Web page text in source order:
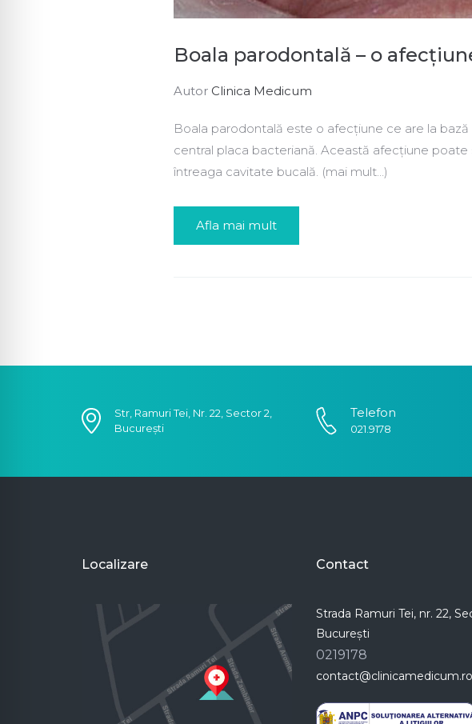
Boala parodontală – o
Autor Clinica Medicum
Boala parodontală este o afecțiune ce are la
central placa bacteriană. Această afecțiune
întreaga cavitate bucală. (mai mult…)
Afla mai mult
Str, Ramuri Tei, Nr. 22, Sector 2,
București
Telefon
021.9178
Localizare Contact
Strada Ramuri Tei, nr. 22,
București
0219178
contact@clinicamedicum.ro